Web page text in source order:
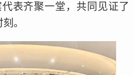
表齐聚一堂，共同见证了
。